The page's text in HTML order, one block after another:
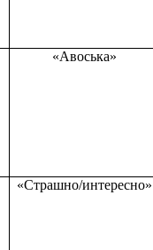
«Авоська»
«Страшно/интересно»